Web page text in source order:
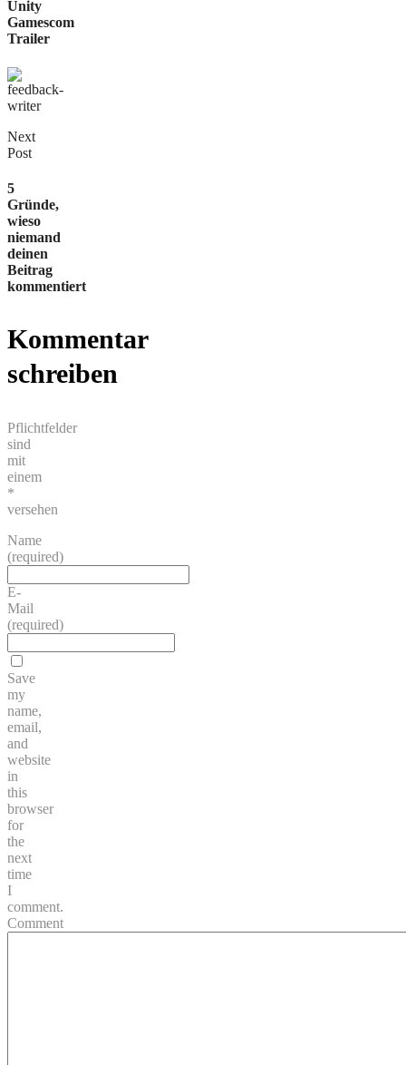
Unity
Gamescom
Trailer
Next
Post
5
Gründe,
wieso
niemand
deinen
Beitrag
kommentiert
Kommentar
schreiben
Pflichtfelder
sind
mit
einem
*
versehen
Name
(required)
E-
Mail
(required)
Save
my
name,
email,
and
website
in
this
browser
for
the
next
time
I
comment.
Comment